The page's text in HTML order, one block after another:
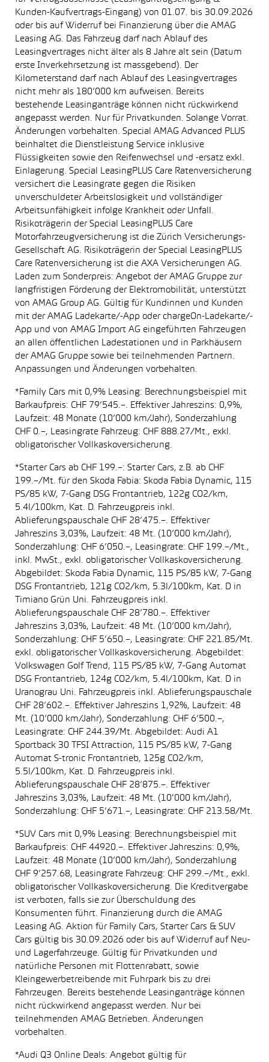
Kunden-Kaufvertrags-Eingang) von 01.07. bis 30.09.2026
oder bis auf Widerruf bei Finanzierung über die AMAG
Leasing AG. Das Fahrzeug darf nach Ablauf des
Leasingvertrages nicht älter als 8 Jahre alt sein (Datum
erste Inverkehrsetzung ist massgebend). Der
Kilometerstand darf nach Ablauf des Leasingvertrages
nicht mehr als 180’000 km aufweisen. Bereits
bestehende Leasinganträge können nicht rückwirkend
angepasst werden. Nur für Privatkunden. Solange Vorrat.
Änderungen vorbehalten. Special AMAG Advanced PLUS
beinhaltet die Dienstleistung Service inklusive
Flüssigkeiten sowie den Reifenwechsel und -ersatz exkl.
Einlagerung. Special LeasingPLUS Care Ratenversicherung
versichert die Leasingrate gegen die Risiken
unverschuldeter Arbeitslosigkeit und vollständiger
Arbeitsunfähigkeit infolge Krankheit oder Unfall.
Risikoträgerin der Special LeasingPLUS Care
Motorfahrzeugversicherung ist die Zürich Versicherungs-
Gesellschaft AG. Risikoträgerin der Special LeasingPLUS
Care Ratenversicherung ist die AXA Versicherungen AG.
Laden zum Sonderpreis: Angebot der AMAG Gruppe zur
langfristigen Förderung der Elektromobilität, unterstützt
von AMAG Group AG. Gültig für Kundinnen und Kunden
mit der AMAG Ladekarte/-App oder chargeOn-Ladekarte/-
App und von AMAG Import AG eingeführten Fahrzeugen
an allen öffentlichen Ladestationen und in Parkhäusern
der AMAG Gruppe sowie bei teilnehmenden Partnern.
Anpassungen und Änderungen vorbehalten.
*Family Cars mit 0,9% Leasing: Berechnungsbeispiel mit
Barkaufpreis: CHF 79’545.–. Effektiver Jahreszins: 0,9%,
Laufzeit: 48 Monate (10’000 km/Jahr), Sonderzahlung
CHF 0.–, Leasingrate Fahrzeug: CHF 888.27/Mt., exkl.
obligatorischer Vollkaskoversicherung.
*Starter Cars ab CHF 199.–: Starter Cars, z.B. ab CHF
199.–/Mt. für den Skoda Fabia: Skoda Fabia Dynamic, 115
PS/85 kW, 7-Gang DSG Frontantrieb, 122g CO2/km,
5.4l/100km, Kat. D. Fahrzeugpreis inkl.
Ablieferungspauschale CHF 28’475.–. Effektiver
Jahreszins 3,03%, Laufzeit: 48 Mt. (10’000 km/Jahr),
Sonderzahlung: CHF 6’050.–, Leasingrate: CHF 199.–/Mt.,
inkl. MwSt., exkl. obligatorischer Vollkaskoversicherung.
Abgebildet: Skoda Fabia Dynamic, 115 PS/85 kW, 7-Gang
DSG Frontantrieb, 121g CO2/km, 5.3l/100km, Kat. D in
Timiano Grün Uni. Fahrzeugpreis inkl.
Ablieferungspauschale CHF 28’780.–. Effektiver
Jahreszins 3,03%, Laufzeit: 48 Mt. (10’000 km/Jahr),
Sonderzahlung: CHF 5’650.–, Leasingrate: CHF 221.85/Mt.
exkl. obligatorischer Vollkaskoversicherung. Abgebildet:
Volkswagen Golf Trend, 115 PS/85 kW, 7-Gang Automat
DSG Frontantrieb, 124g CO2/km, 5.4l/100km, Kat. D in
Uranograu Uni. Fahrzeugpreis inkl. Ablieferungspauschale
CHF 28’602.–. Effektiver Jahreszins 1,92%, Laufzeit: 48
Mt. (10’000 km/Jahr), Sonderzahlung: CHF 6’500.–,
Leasingrate: CHF 244.39/Mt. Abgebildet: Audi A1
Sportback 30 TFSI Attraction, 115 PS/85 kW, 7-Gang
Automat S-tronic Frontantrieb, 125g CO2/km,
5.5l/100km, Kat. D. Fahrzeugpreis inkl.
Ablieferungspauschale CHF 28’875.–. Effektiver
Jahreszins 3,03%, Laufzeit: 48 Mt. (10'000 km/Jahr),
Sonderzahlung: CHF 5’671.–, Leasingrate: CHF 213.58/Mt.
*SUV Cars mit 0,9% Leasing: Berechnungsbeispiel mit
Barkaufpreis: CHF 44920.–. Effektiver Jahreszins: 0,9%,
Laufzeit: 48 Monate (10’000 km/Jahr), Sonderzahlung
CHF 9’257.68, Leasingrate Fahrzeug: CHF 299.–/Mt., exkl.
obligatorischer Vollkaskoversicherung. Die Kreditvergabe
ist verboten, falls sie zur Überschuldung des
Konsumenten führt. Finanzierung durch die AMAG
Leasing AG. Aktion für Family Cars, Starter Cars & SUV
Cars gültig bis 30.09.2026 oder bis auf Widerruf auf Neu-
und Lagerfahrzeuge. Gültig für Privatkunden und
natürliche Personen mit Flottenrabatt, sowie
Kleingewerbetreibende mit Fuhrpark bis zu drei
Fahrzeugen. Bereits bestehende Leasinganträge können
nicht rückwirkend angepasst werden. Nur bei
teilnehmenden AMAG Betrieben. Änderungen
vorbehalten.
*Audi Q3 Online Deals: Angebot gültig für